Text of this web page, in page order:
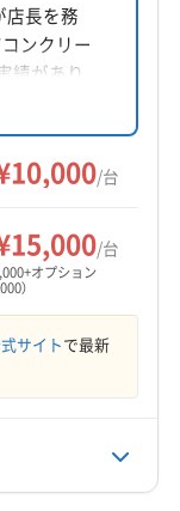
歌郡宇多津町
度郡琴平町
店長を務
ンクリー
があり、
がけてい
外の予約
ィングに
/台
/台
オプション
）
サイトで最新